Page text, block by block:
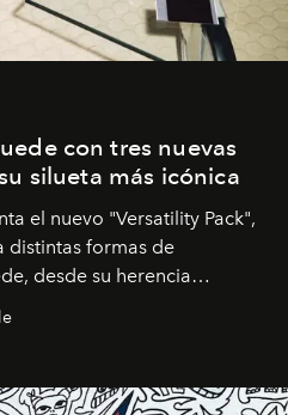
con tres nuevas
silueta más icónica
el nuevo "Versatility Pack",
distintas formas de
desde su herencia